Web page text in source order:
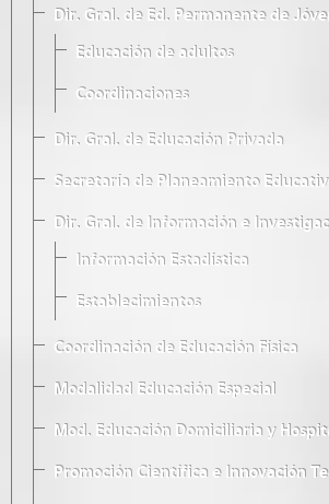
Dir. Gral. de Ed. Permanente de
Educación de adultos
Coordinaciones
Dir. Gral. de Educación Privada
Secretaría de Planeamiento
Dir. Gral. de Información e
Información Estadística
Establecimientos
Coordinación de Educación Física
Modalidad Educación Especial
Mod. Educación Domiciliaria y
Promoción Científica e Innovación